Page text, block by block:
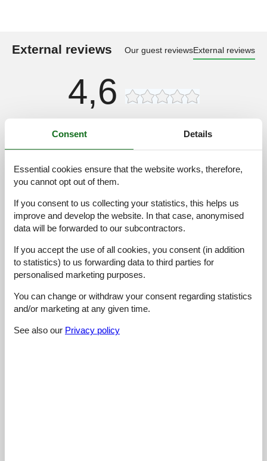
External reviews Our guest reviewsExternal reviews
4,6
Value for money:
2 external reviews
4,4 august 2022
Cleaning: 5 Location:
General:
Besonders gut gefallen hat uns die Freundlichkeit und
Hilfsbereitschaft von Julia. Vielen Dank.
Consent Details
Essential cookies ensure that the website works, therefore,
you cannot opt out of them.
If you consent to us collecting your statistics, this helps us
improve and develop the website. In that case, anonymised
data will be forwarded to our subcontractors.
If you accept the use of all cookies, you consent (in addition
to statistics) to us forwarding data to third parties for
personalised marketing purposes.
You can change or withdraw your consent regarding statistics
and/or marketing at any given time.
See also our Privacy policy